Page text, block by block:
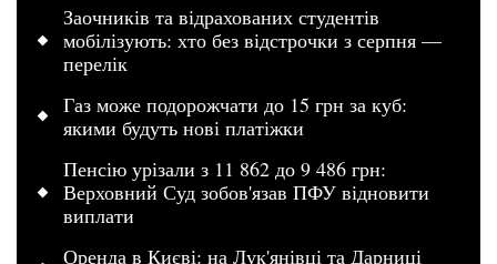
Заочників та відрахованих студентів
мобілізують: хто без відстрочки з серпня —
перелік
Газ може подорожчати до 15 грн за куб:
якими будуть нові платіжки
Пенсію урізали з 11 862 до 9 486 грн:
Верховний Суд зобов'язав ПФУ відновити
виплати
Оренда в Києві: на Лук'янівці та Дарниці